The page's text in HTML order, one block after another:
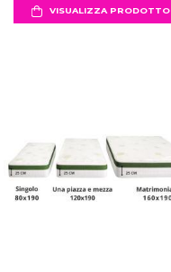
VISUALIZZA PRODOTTO